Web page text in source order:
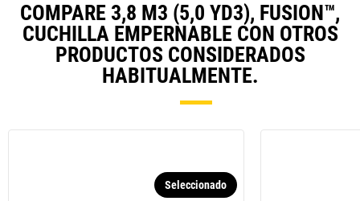
COMPARE 3,8 M3 (5,0 YD3), FUSION™,
CUCHILLA EMPERNABLE CON OTROS
PRODUCTOS CONSIDERADOS
HABITUALMENTE.
Seleccionado